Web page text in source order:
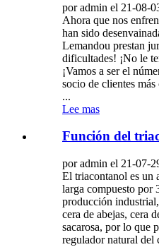
por admin el 21-08-
Ahora que nos
han sido
Lemandou prestan
dificultades! ¡No le
¡Vamos a ser el
socio de clientes
...
Lee mas
Función del
por admin el 21-07-
El triacontanol es un
larga compuesto por
producción
cera de abejas, cera
sacarosa, por lo que
regulador natural del